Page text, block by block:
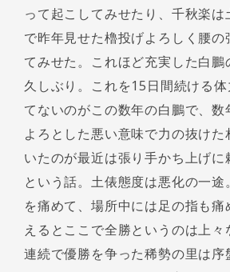
って起こしてみせたり、千秋楽は
で昨年見せた櫓投げよろしく腰の
てみせた。これほど充実した白
久しぶり。これを15日間続ける
てないのがこの数年の白鵬で、数
よろとした悪い意味で力の抜けた
いたのが最近は張り手かち上げに
という話。土俵態度は悪化の一
を痛めて、場所中には足の指も
えるとここで全勝というのは上
連続で優勝を争った稀勢の里は序